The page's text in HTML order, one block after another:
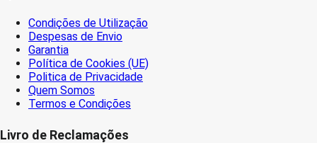
Condições de Utilização
Despesas de Envio
Garantia
Política de Cookies (UE)
Politica de Privacidade
Quem Somos
Termos e Condições
Livro de Reclamações